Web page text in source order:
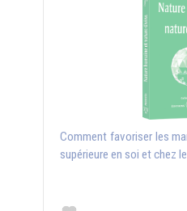
Comment favoriser les
supérieure en soi et chez